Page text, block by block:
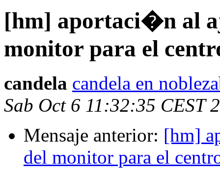
[hm] aportaci�n al
monitor para el
candela candela en
Sab Oct 6 11:32:35 CEST
Mensaje anterior: [hm]
del monitor para el